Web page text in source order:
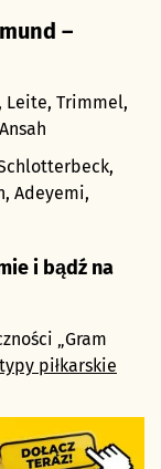
–
Leite, Trimmel,
Adeyemi,
i bądź na
„Gram
typy piłkarskie